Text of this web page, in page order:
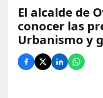
El alcalde de
conocer las
Urbanismo y